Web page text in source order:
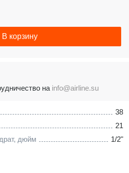
38
21
дюйм
1/2"
В корзину
на info@airline.su